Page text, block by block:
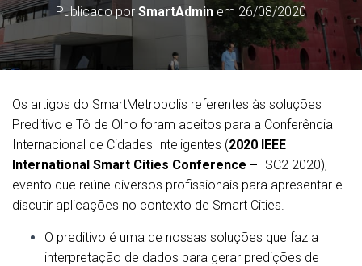
A
Ã
Publicado por SmartAdmin em 26/08/2020
Os artigos do SmartMetropolis referentes às soluções
Preditivo e Tô de Olho foram aceitos para a Conferência
Internacional de Cidades Inteligentes (2020 IEEE
International Smart Cities Conference – ISC2 2020),
evento que reúne diversos profissionais para apresentar e
discutir aplicações no contexto de Smart Cities.
O preditivo é uma de nossas soluções que faz a
interpretação de dados para gerar predições de